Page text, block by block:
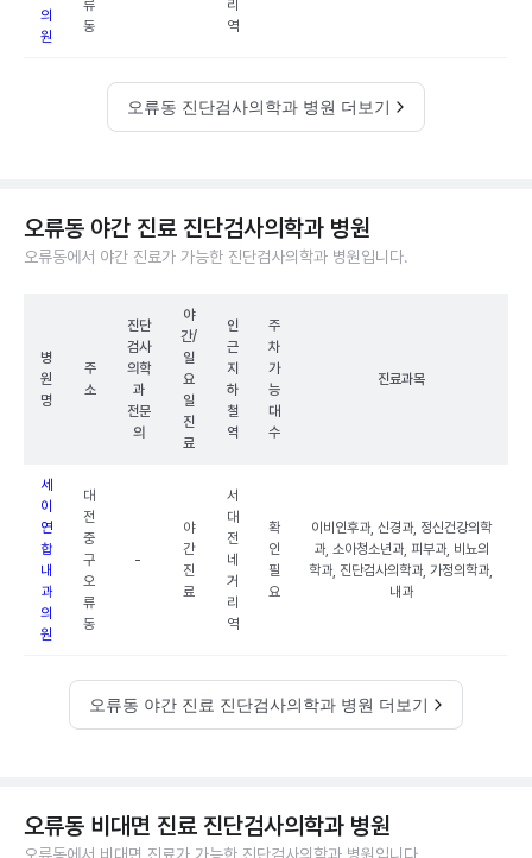
의
원
류
동
리
역
오류동 진단검사의학과 병원 더보기
오류동 야간 진료 진단검사의학과 병원
오류동에서 야간 진료가 가능한 진단검사의학과 병원입니다.
병
원
명
주
소
진단
검사
의학
과
전문
의
야
간/
일
요
일
진
료
인
근
지
하
철
역
주
차
가
능
대
수
진료과목
세
이
연
합
내
과
의
원
대
전
중
구
오
류
동
-
야
간
진
료
서
대
전
네
거
리
역
확
인
필
요
이비인후과, 신경과, 정신건강의학
과, 소아청소년과, 피부과, 비뇨의
학과, 진단검사의학과, 가정의학과,
내과
오류동 야간 진료 진단검사의학과 병원 더보기
오류동 비대면 진료 진단검사의학과 병원